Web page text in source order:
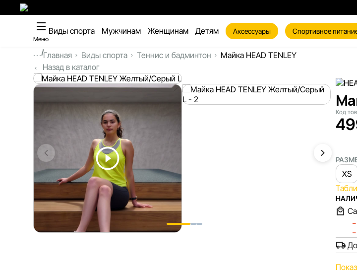
Меню
Виды спорта Мужчинам Женщинам Детям Аксессуары Спортивное
...Главная Виды спорта Теннис и бадминтон
Майка HEAD TENLEY
Назад в каталог
Код
XS